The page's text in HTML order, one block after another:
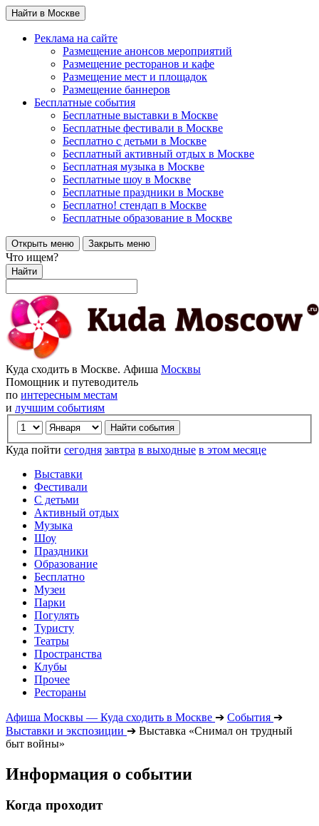
Найти в Москве
Реклама на сайте
Размещение анонсов мероприятий
Размещение ресторанов и кафе
Размещение мест и площадок
Размещение баннеров
Бесплатные события
Бесплатные выставки в Москве
Бесплатные фестивали в Москве
Бесплатно с детьми в Москве
Бесплатный активный отдых в Москве
Бесплатная музыка в Москве
Бесплатные шоу в Москве
Бесплатные праздники в Москве
Бесплатно! стендап в Москве
Бесплатные образование в Москве
Открыть меню Закрыть меню
Что ищем?
Найти
Куда сходить в Москве. Афиша Москвы
Помощник и путеводитель
по интересным местам
и лучшим событиям
Куда пойти сегодня завтра в выходные в этом месяце
Выставки
Фестивали
С детьми
Активный отдых
Музыка
Шоу
Праздники
Образование
Бесплатно
Музеи
Парки
Погулять
Туристу
Театры
Пространства
Клубы
Прочее
Рестораны
Афиша Москвы — Куда сходить в Москве ➔ События ➔
Выставки и экспозиции ➔ Выставка «Снимал он трудный
быт войны»
Информация о событии
Когда проходит